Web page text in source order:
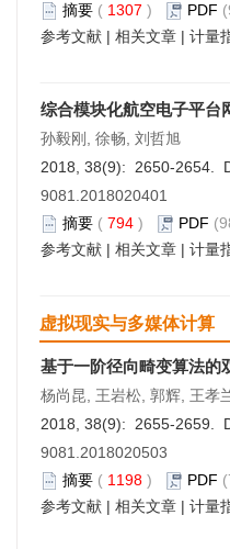
摘要 ( 1307 ) PDF
参考文献 | 相关文章 | 计量
综合模块化航空电子平台
孙毅刚, 徐畅, 刘哲旭
2018, 38(9): 2650-2654.
9081.2018020401
摘要 ( 794 ) PDF
参考文献 | 相关文章 | 计量
虚拟现实与多媒体计算
基于一阶径向畸变算法的
杨尚昆, 王岩松, 郭辉, 王孝
2018, 38(9): 2655-2659.
9081.2018020503
摘要 ( 1198 ) PDF
参考文献 | 相关文章 | 计量